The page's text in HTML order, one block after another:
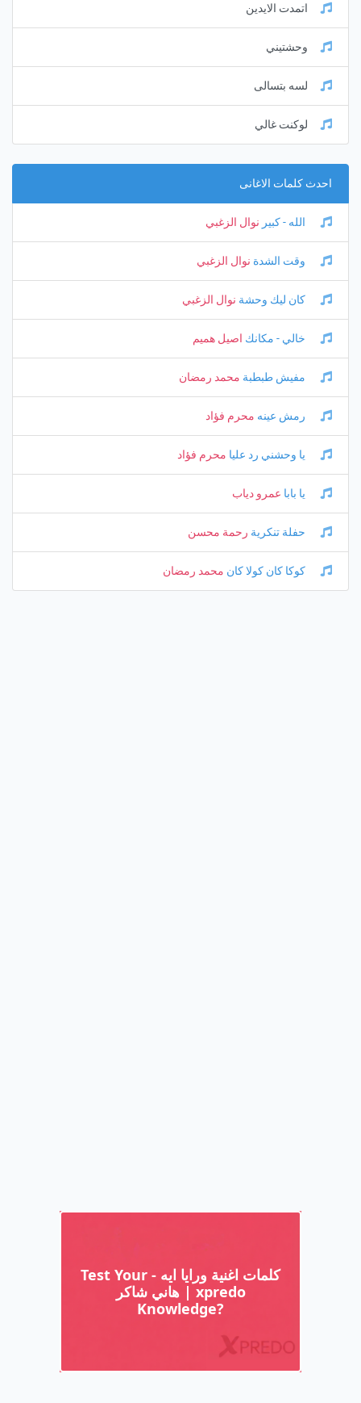
اتمدت الايدين
وحشتيني
لسه بتسالى
لوكنت غالي
احدث كلمات الاغانى
الله - كبير نوال الزغبي
وقت الشدة نوال الزغبي
كان ليك وحشة نوال الزغبي
خالي - مكانك اصيل هميم
مفيش طبطبة محمد رمضان
رمش عينه محرم فؤاد
يا وحشني رد عليا محرم فؤاد
يا بابا عمرو دياب
حفلة تنكرية رحمة محسن
كوكا كان كولا كان محمد رمضان